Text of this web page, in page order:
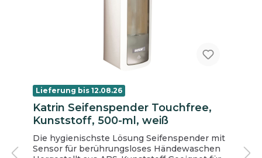
Lieferung bis 12.08.26
Katrin Seifenspender Touchfree,
Kunststoff, 500-ml, weiß
Die hygienischste Lösung Seifenspender mit
Sensor für berührungsloses Händewaschen